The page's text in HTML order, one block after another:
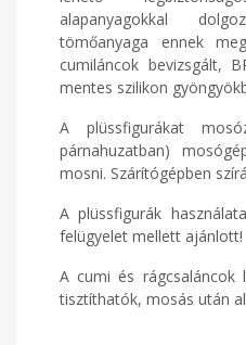
alapanyagokkal
tömőanyaga ennek
cumiláncok bevizsgált,
mentes szilikon
A plüssfigurákat
párnahuzatban)
mosni. Szárítógépben
A plüssfigurák
felügyelet mellett ajánlott!
A cumi és rágcsaláncok
tisztíthatók, mosás után